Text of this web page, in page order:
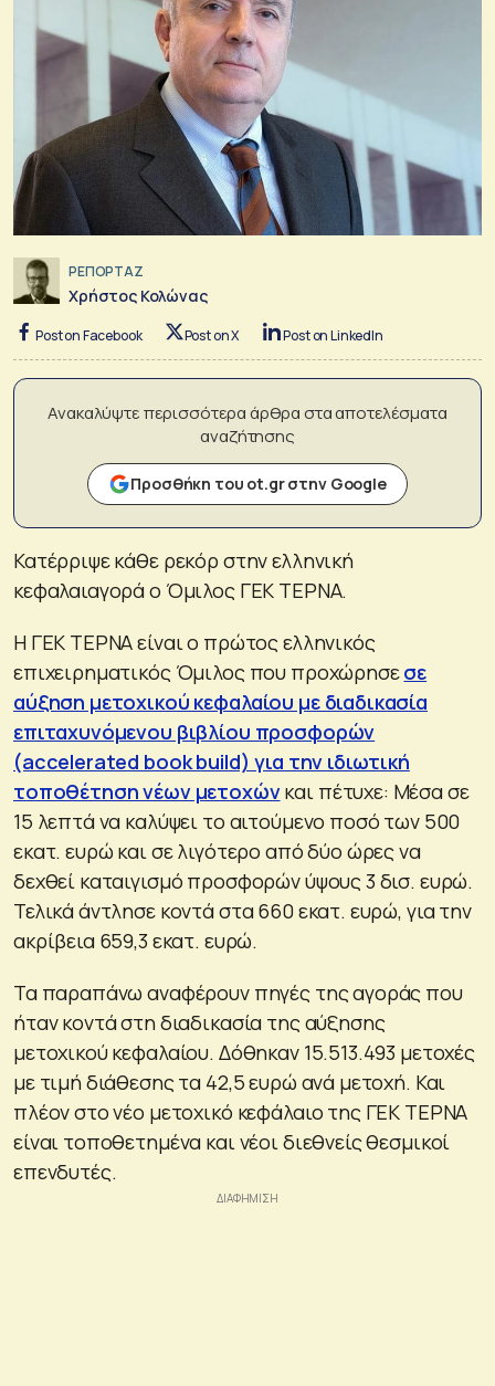
ΡΕΠΟΡΤΑΖ
Χρήστος Κολώνας
Post on Facebook Post on X Post on LinkedIn
Ανακαλύψτε περισσότερα άρθρα στα αποτελέσματα
αναζήτησης
Προσθήκη του ot.gr στην Google
Κατέρριψε κάθε ρεκόρ στην ελληνική
κεφαλαιαγορά ο Όμιλος ΓΕΚ ΤΕΡΝΑ.
Η ΓΕΚ ΤΕΡΝΑ είναι ο πρώτος ελληνικός
επιχειρηματικός Όμιλος που προχώρησεσε
αύξηση μετοχικού κεφαλαίου με διαδικασία
επιταχυνόμενου βιβλίου προσφορών
(accelerated book build) για την ιδιωτική
τοποθέτηση νέων μετοχώνκαι πέτυχε: Μέσα σε
15 λεπτά να καλύψει το αιτούμενο ποσό των 500
εκατ. ευρώ και σε λιγότερο από δύο ώρες να
δεχθεί καταιγισμό προσφορών ύψους 3 δισ. ευρώ.
Τελικά άντλησε κοντά στα 660 εκατ. ευρώ, για την
ακρίβεια 659,3 εκατ. ευρώ.
Τα παραπάνω αναφέρουν πηγές της αγοράς που
ήταν κοντά στη διαδικασία της αύξησης
μετοχικού κεφαλαίου. Δόθηκαν 15.513.493 μετοχές
με τιμή διάθεσης τα 42,5 ευρώ ανά μετοχή. Και
πλέον στο νέο μετοχικό κεφάλαιο της ΓΕΚ ΤΕΡΝΑ
είναι τοποθετημένα και νέοι διεθνείς θεσμικοί
επενδυτές.